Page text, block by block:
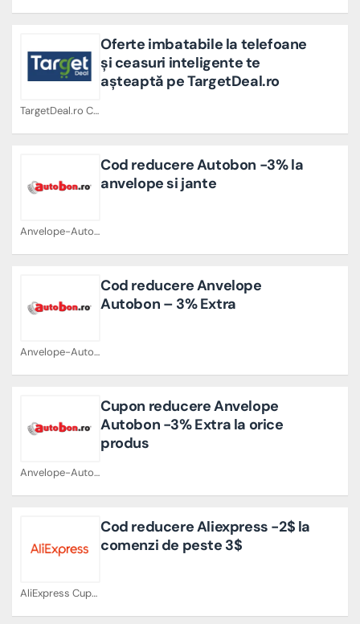
TargetDeal.ro Cupoane
Oferte imbatabile la telefoane
și ceasuri inteligente te
așteaptă pe TargetDeal.ro
Anvelope-Autobon.ro Cupoane
Cod reducere Autobon -3% la
anvelope si jante
Anvelope-Autobon.ro Cupoane
Cod reducere Anvelope
Autobon – 3% Extra
Anvelope-Autobon.ro Cupoane
Cupon reducere Anvelope
Autobon -3% Extra la orice
produs
AliExpress Cupoane
Cod reducere Aliexpress -2$ la
comenzi de peste 3$